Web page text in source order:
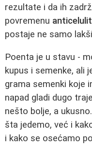
rezultate i da ih
povremenu
postaje ne samo
Poenta je u stavu -
kupus i semenke, ali
grama semenki koje
napad gladi dugo
nešto bolje, a
šta jedemo, već i
i kako se osećamo